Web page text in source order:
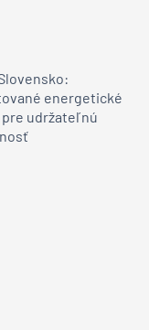
energetické
pre udržateľnú